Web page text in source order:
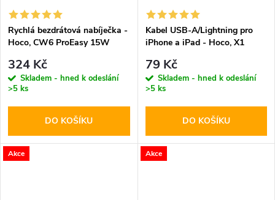
Rychlá bezdrátová nabíječka -
Hoco, CW6 ProEasy 15W
324 Kč
Skladem - hned k odeslání
>5 ks
DO KOŠÍKU
Kabel USB-A/Lightning pro
iPhone a iPad - Hoco, X1
79 Kč
Skladem - hned k odeslání
>5 ks
DO KOŠÍKU
Akce Akce